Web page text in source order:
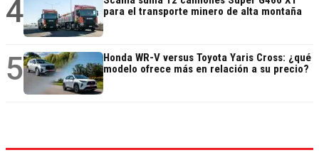
4
para el transporte minero de alta montaña
5
Honda WR-V versus Toyota Yaris Cross: ¿qué
modelo ofrece más en relación a su precio?